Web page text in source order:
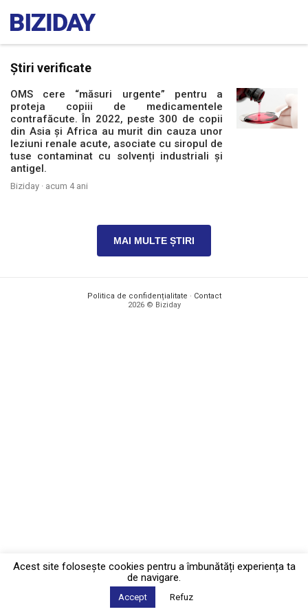
Știri verificate
OMS cere “măsuri urgente” pentru a
proteja copiii de medicamentele
contrafăcute. În 2022, peste 300 de copii
din Asia și Africa au murit din cauza unor
leziuni renale acute, asociate cu siropul de
tuse contaminat cu solvenți industriali și
antigel.
Biziday · acum 4 ani
MAI MULTE ȘTIRI
Politica de confidențialitate · Contact
2026 © Biziday
Acest site foloseşte cookies pentru a îmbunătăți experiența ta
de navigare.
Accept Refuz